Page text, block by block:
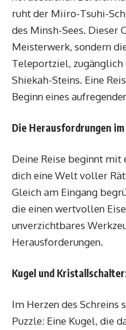
ruht der Miiro-Tsuhi-
des Minsh-Sees. Dieser
Meisterwerk, sondern
Teleportziel, zugänglich
Shiekah-Steins. Eine
Beginn eines
Die Herausfordrungen
Deine Reise beginnt mit
dich eine Welt voller
Gleich am Eingang
die einen wertvollen
unverzichtbares
Herausforderungen.
Kugel und
Im Herzen des Schreins
Puzzle: Eine Kugel, die